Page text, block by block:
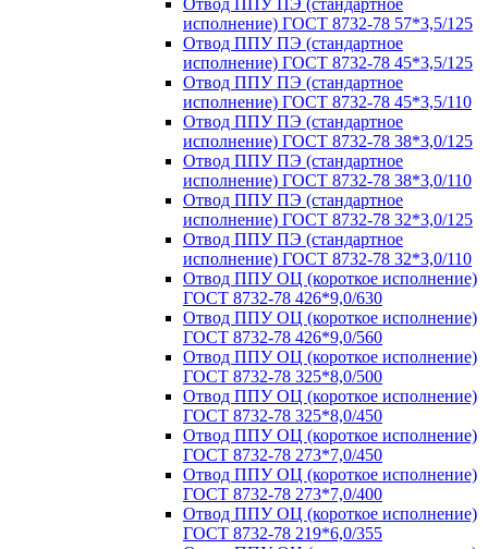
Отвод ППУ ПЭ (стандартное
исполнение) ГОСТ 8732-78 57*3,5/125
Отвод ППУ ПЭ (стандартное
исполнение) ГОСТ 8732-78 45*3,5/125
Отвод ППУ ПЭ (стандартное
исполнение) ГОСТ 8732-78 45*3,5/110
Отвод ППУ ПЭ (стандартное
исполнение) ГОСТ 8732-78 38*3,0/125
Отвод ППУ ПЭ (стандартное
исполнение) ГОСТ 8732-78 38*3,0/110
Отвод ППУ ПЭ (стандартное
исполнение) ГОСТ 8732-78 32*3,0/125
Отвод ППУ ПЭ (стандартное
исполнение) ГОСТ 8732-78 32*3,0/110
Отвод ППУ ОЦ (короткое исполнение)
ГОСТ 8732-78 426*9,0/630
Отвод ППУ ОЦ (короткое исполнение)
ГОСТ 8732-78 426*9,0/560
Отвод ППУ ОЦ (короткое исполнение)
ГОСТ 8732-78 325*8,0/500
Отвод ППУ ОЦ (короткое исполнение)
ГОСТ 8732-78 325*8,0/450
Отвод ППУ ОЦ (короткое исполнение)
ГОСТ 8732-78 273*7,0/450
Отвод ППУ ОЦ (короткое исполнение)
ГОСТ 8732-78 273*7,0/400
Отвод ППУ ОЦ (короткое исполнение)
ГОСТ 8732-78 219*6,0/355